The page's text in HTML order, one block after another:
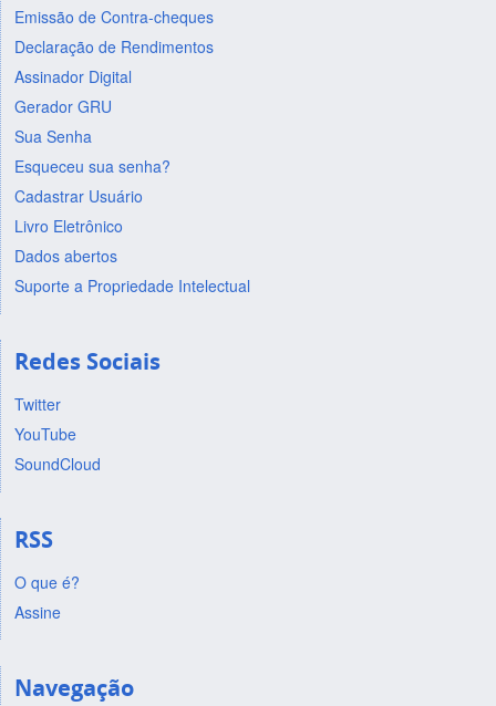
Emissão de Contra-cheques
Declaração de Rendimentos
Assinador Digital
Gerador GRU
Sua Senha
Esqueceu sua senha?
Cadastrar Usuário
Livro Eletrônico
Dados abertos
Suporte a Propriedade Intelectual
Redes Sociais
Twitter
YouTube
SoundCloud
RSS
O que é?
Assine
Navegação